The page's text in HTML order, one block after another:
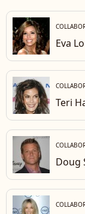
Eva
Teri
Doug